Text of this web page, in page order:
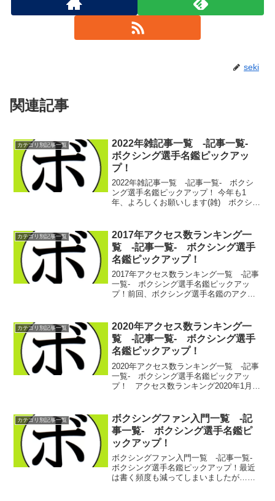
seki
関連記事
カテゴリ別記事一覧
2022年雑記事一覧 -記事一覧-
ボクシング選手名鑑ピックアッ
プ！
2022年雑記事一覧 -記事一覧- ボクシ
ング選手名鑑ピックアップ！ 今年も1
年、よろしくお願いします(雑) ボクシン
ピックアップ！ 2022/1/152...
カテゴリ別記事一覧
2017年アクセス数ランキング一
覧 -記事一覧- ボクシング選手
名鑑ピックアップ！
2017年アクセス数ランキング一覧 -記事
一覧- ボクシング選手名鑑ピックアッ
プ！前回、ボクシング選手名鑑のアクセ
んて話があった。面白いと言ってもらえ
るなら…ってなわ...
カテゴリ別記事一覧
2020年アクセス数ランキング一
覧 -記事一覧- ボクシング選手
名鑑ピックアップ！
2020年アクセス数ランキング一覧 -記事
一覧- ボクシング選手名鑑ピックアッ
プ！ アクセス数ランキング2020年1月
ス数ランキング2020年2月(ア...
カテゴリ別記事一覧
ボクシングファン入門一覧 -記
事一覧- ボクシング選手名鑑ピ
ックアップ！
ボクシングファン入門一覧 -記事一覧-
ボクシング選手名鑑ピックアップ！最近
は書く頻度も減ってしまいましたが…